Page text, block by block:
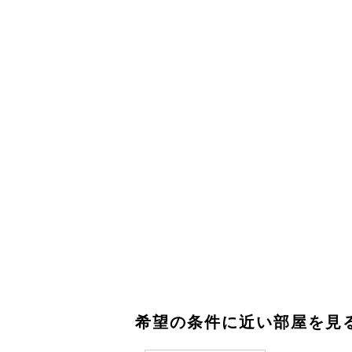
希望の条件に近い部屋を見